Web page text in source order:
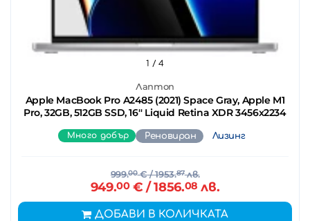
Лаптоп
Apple MacBook Pro A2485 (2021) Space Gray, Apple M1
Pro, 32GB, 512GB SSD, 16'' Liquid Retina XDR 3456x2234
1 / 4
Много добър Реновиран Лизинг
999.00€/ 1953.87лв.
949.00€ / 1856.08 лв.
ДОБАВИ В КОЛИЧКАТА